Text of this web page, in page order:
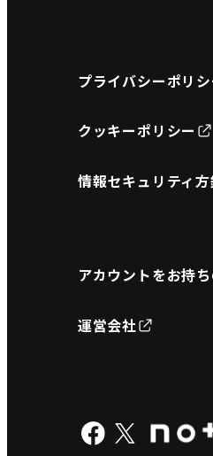
プライバシーポリシ
クッキーポリシー
情報セキュリティ方
アカウントをお持
運営会社